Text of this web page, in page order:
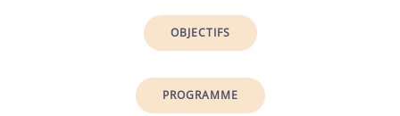
OBJECTIFS
PROGRAMME